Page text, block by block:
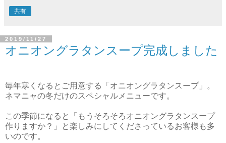
共有
2019/11/27
オニオングラタンスープ完成しました
毎年寒くなるとご用意する「オニオングラタンスープ」。
ネマニャの冬だけのスペシャルメニューです。
この季節になると「もうそろそろオニオングラタンスープ
作りますか？」と楽しみにしてくださっているお客様も多
いのです。